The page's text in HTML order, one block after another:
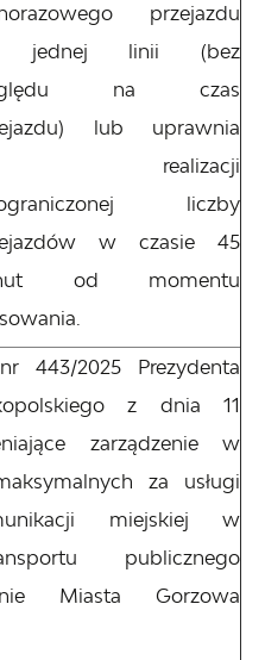
przejazdu
jednej linii (bez
na czas
lub uprawnia
realizacji
liczby
w czasie 45
od momentu
443/2025 Prezydenta
z dnia 11
zarządzenie w
za usługi
miejskiej w
publicznego
Miasta Gorzowa